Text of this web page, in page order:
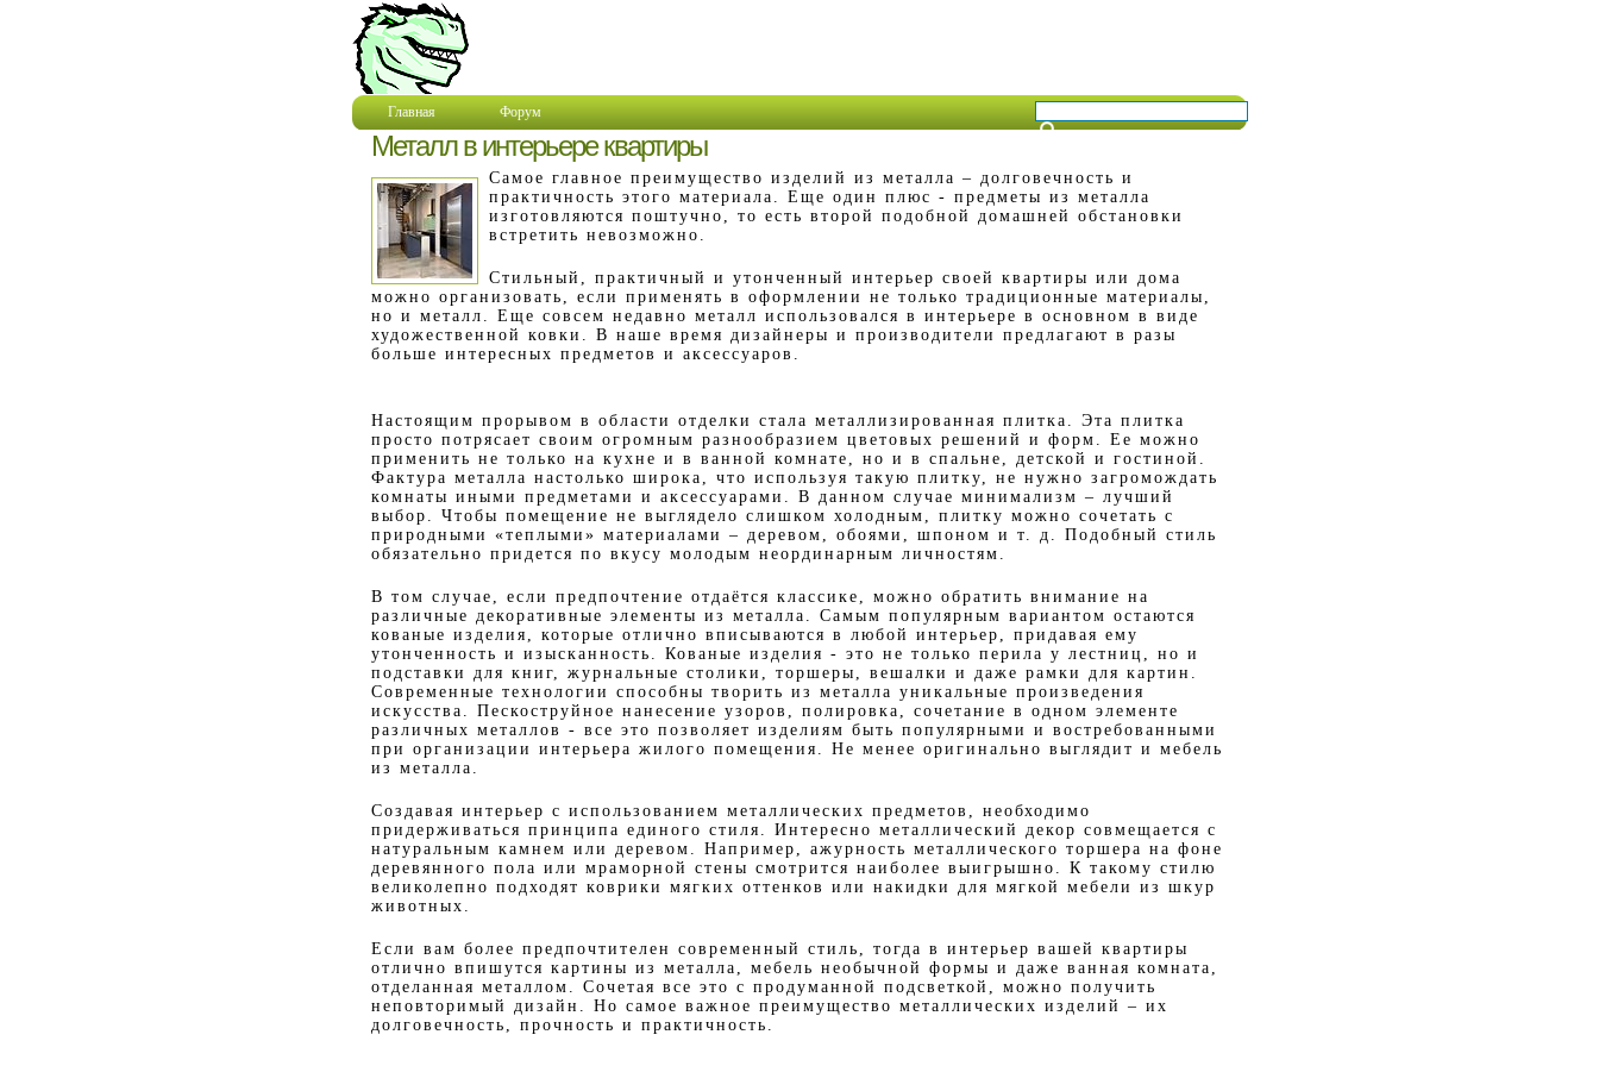
Главная Форум
Металл в интерьере квартиры
Самое главное преимущество изделий из металла – долговечность и
практичность этого материала. Еще один плюс - предметы из металла
изготовляются поштучно, то есть второй подобной домашней обстановки
встретить невозможно.
Стильный, практичный и утонченный интерьер своей квартиры или дома
можно организовать, если применять в оформлении не только традиционные материалы,
но и металл. Еще совсем недавно металл использовался в интерьере в основном в виде
художественной ковки. В наше время дизайнеры и производители предлагают в разы
больше интересных предметов и аксессуаров.
Настоящим прорывом в области отделки стала металлизированная плитка. Эта плитка
просто потрясает своим огромным разнообразием цветовых решений и форм. Ее можно
применить не только на кухне и в ванной комнате, но и в спальне, детской и гостиной.
Фактура металла настолько широка, что используя такую плитку, не нужно загромождать
комнаты иными предметами и аксессуарами. В данном случае минимализм – лучший
выбор. Чтобы помещение не выглядело слишком холодным, плитку можно сочетать с
природными «теплыми» материалами – деревом, обоями, шпоном и т. д. Подобный стиль
обязательно придется по вкусу молодым неординарным личностям.
В том случае, если предпочтение отдаётся классике, можно обратить внимание на
различные декоративные элементы из металла. Самым популярным вариантом остаются
кованые изделия, которые отлично вписываются в любой интерьер, придавая ему
утонченность и изысканность. Кованые изделия - это не только перила у лестниц, но и
подставки для книг, журнальные столики, торшеры, вешалки и даже рамки для картин.
Современные технологии способны творить из металла уникальные произведения
искусства. Пескоструйное нанесение узоров, полировка, сочетание в одном элементе
различных металлов - все это позволяет изделиям быть популярными и востребованными
при организации интерьера жилого помещения. Не менее оригинально выглядит и мебель
из металла.
Создавая интерьер с использованием металлических предметов, необходимо
придерживаться принципа единого стиля. Интересно металлический декор совмещается с
натуральным камнем или деревом. Например, ажурность металлического торшера на фоне
деревянного пола или мраморной стены смотрится наиболее выигрышно. К такому стилю
великолепно подходят коврики мягких оттенков или накидки для мягкой мебели из шкур
животных.
Если вам более предпочтителен современный стиль, тогда в интерьер вашей квартиры
отлично впишутся картины из металла, мебель необычной формы и даже ванная комната,
отделанная металлом. Сочетая все это с продуманной подсветкой, можно получить
неповторимый дизайн. Но самое важное преимущество металлических изделий – их
долговечность, прочность и практичность.